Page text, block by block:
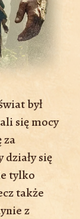
był
się mocy
za
się
tylko
także
z